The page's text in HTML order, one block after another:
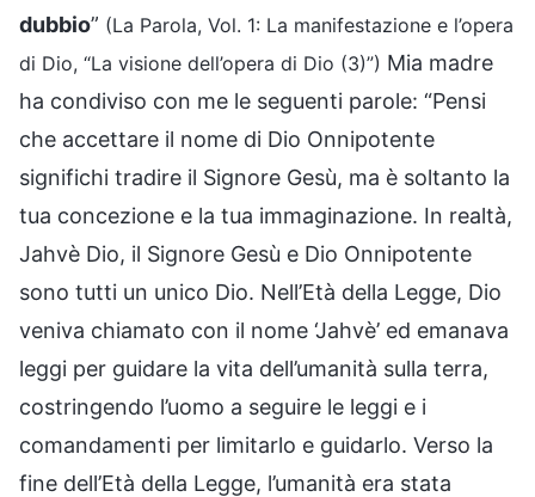
dubbio” (La Parola, Vol. 1: La manifestazione e l’opera
di Dio, “La visione dell’opera di Dio (3)”) Mia madre
ha condiviso con me le seguenti parole: “Pensi
che accettare il nome di Dio Onnipotente
significhi tradire il Signore Gesù, ma è soltanto la
tua concezione e la tua immaginazione. In realtà,
Jahvè Dio, il Signore Gesù e Dio Onnipotente
sono tutti un unico Dio. Nell’Età della Legge, Dio
veniva chiamato con il nome ‘Jahvè’ ed emanava
leggi per guidare la vita dell’umanità sulla terra,
costringendo l’uomo a seguire le leggi e i
comandamenti per limitarlo e guidarlo. Verso la
fine dell’Età della Legge, l’umanità era stata